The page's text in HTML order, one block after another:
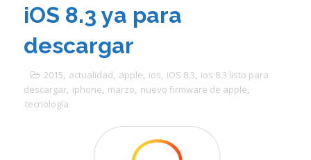
iOS 8.3 ya para
descargar
2015, actualidad, apple, ios, iOS 8.3, ios 8.3 listo para
descargar, iphone, marzo, nuevo firmware de apple,
tecnología